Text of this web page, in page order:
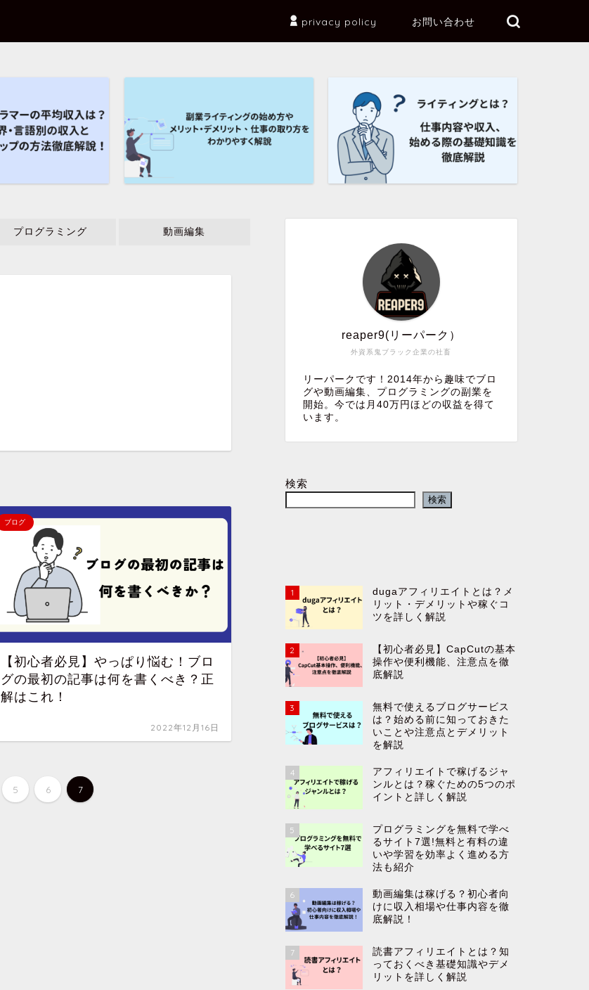
privacy policy お問い合わせ
プログラミング 動画編集
ブログ
【初心者必見】やっぱり悩む！ブロ
グの最初の記事は何を書くべき？正
解はこれ！
2022年12月16日
5 6 7
2025年5月3日
無料で使えるブログサービスは？始
点とデメリットを解説
ブログ
アフィリエイトで稼げるジャンルと
は？稼ぐための5つのポイントと詳
しく解説
外資系鬼ブラック企業の社畜
reaper9(リーパーク）
リーパークです！2014年から趣味でブロ
グや動画編集、プログラミングの副業を
開始。今では月40万円ほどの収益を得て
います。
検索
検索
1
dugaアフィリエイトとは？メ
リット・デメリットや稼ぐコ
ツを詳しく解説
2
【初心者必見】CapCutの基本
操作や便利機能、注意点を徹
底解説
3
無料で使えるブログサービス
は？始める前に知っておきた
いことや注意点とデメリット
を解説
4
アフィリエイトで稼げるジャ
ンルとは？稼ぐための5つのポ
イントと詳しく解説
5
プログラミングを無料で学べ
るサイト7選!無料と有料の違
いや学習を効率よく進める方
法も紹介
6
動画編集は稼げる？初心者向
けに収入相場や仕事内容を徹
底解説！
7
読書アフィリエイトとは？知
っておくべき基礎知識やデメ
リットを詳しく解説